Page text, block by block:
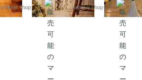
antique shop at's
ド H765
antique shop at's